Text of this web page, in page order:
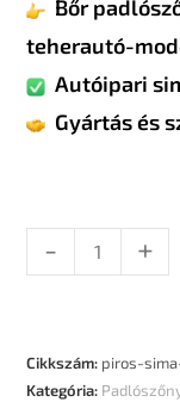
Bőr
teherautó-
Autóipari
Gyártás és
- +
Cikkszám: piros-
Kategória: